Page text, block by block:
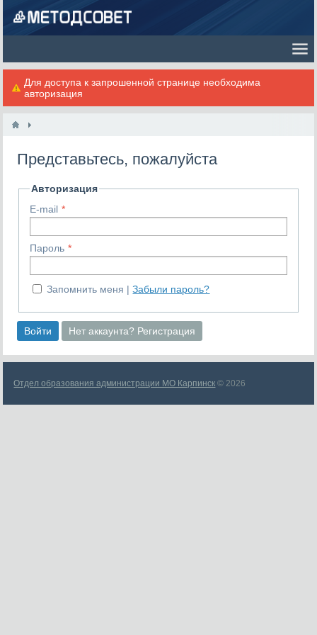
Для доступа к запрошенной странице необходима
авторизация
Представьтесь, пожалуйста
Авторизация
E-mail
Пароль
Запомнить меня Забыли пароль?
Войти Нет аккаунта? Регистрация
Отдел образования администрации МО Карпинск © 2026